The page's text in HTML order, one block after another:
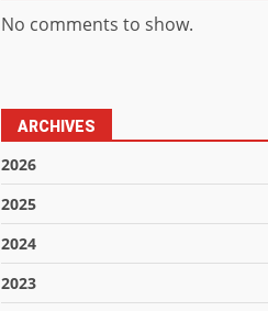
No comments to show.
ARCHIVES
2026
2025
2024
2023